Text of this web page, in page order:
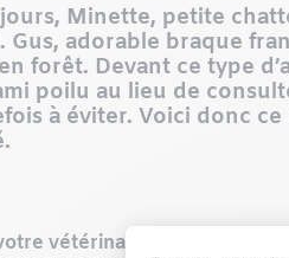
Minette, petite
Gus, adorable braque
forêt. Devant ce type
poilu au lieu de
à éviter. Voici donc
vétérinaire
. Selon les